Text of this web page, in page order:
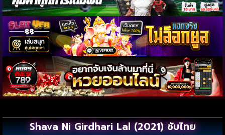
Shava Ni Girdhari Lal (2021) ซับไทย